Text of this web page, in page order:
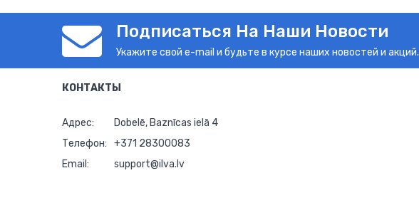
Подписаться На Наши Новости
Укажите свой e-mail и будьте в курсе наших новостей и акций.
КОНТАКТЫ
Адрес:
Dobelē, Baznīcas ielā 4
Телефон:
+371 28300083
Email:
support@ilva.lv